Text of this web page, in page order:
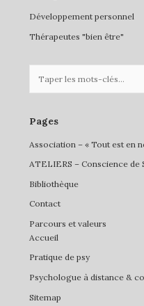
Développement personnel
Thérapeutes "bien être"
Pages
Association – « Tout est en
ATELIERS – Conscience de
Bibliothèque
Contact
Parcours et valeurs
Accueil
Pratique de psy
Psychologue à distance &
Sitemap